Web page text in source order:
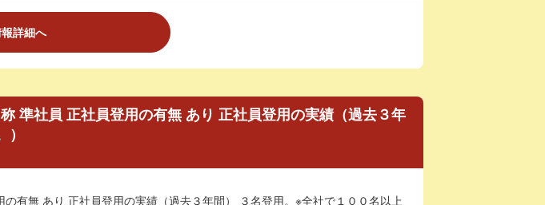
詳細へ
準社員 正社員登用の有無 あり 正社員登用の実績（過去３年
有無 あり 正社員登用の実績（過去３年間） ３名登用。※全社で１００名以上